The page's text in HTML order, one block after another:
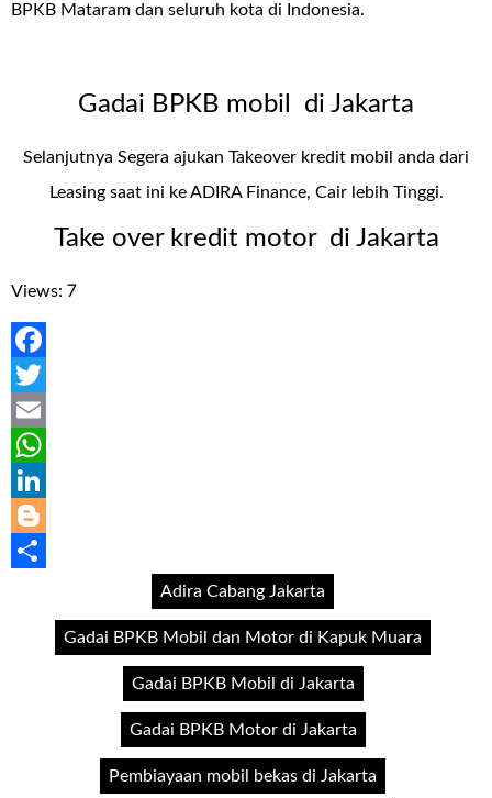
BPKB Mataram dan seluruh kota di Indonesia.
Gadai BPKB mobil di Jakarta
Selanjutnya Segera ajukan Takeover kredit mobil anda dari
Leasing saat ini ke ADIRA Finance, Cair lebih Tinggi.
Take over kredit motor di Jakarta
Views: 7
Facebook
Twitter
Email
WhatsApp
LinkedIn
Blogger
Adira Cabang Jakarta
Gadai BPKB Mobil dan Motor di Kapuk Muara
Gadai BPKB Mobil di Jakarta
Gadai BPKB Motor di Jakarta
Pembiayaan mobil bekas di Jakarta